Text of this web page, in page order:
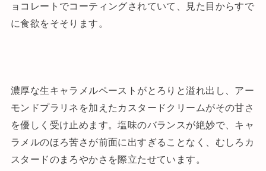
ョコレートでコーティングされていて、見た目からすで
に食欲をそそります。
濃厚な生キャラメルペーストがとろりと溢れ出し、アー
モンドプラリネを加えたカスタードクリームがその甘さ
を優しく受け止めます。塩味のバランスが絶妙で、キャ
ラメルのほろ苦さが前面に出すぎることなく、むしろカ
スタードのまろやかさを際立たせています。